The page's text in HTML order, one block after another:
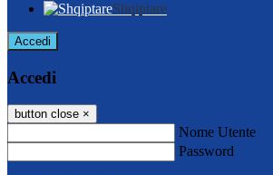
Shqiptare
Accedi
Accedi
button close ×
Nome Utente
Password